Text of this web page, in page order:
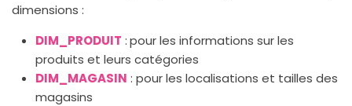
dimensions :
DIM_PRODUIT :pour les informations sur les
produits et leurs catégories
DIM_MAGASIN : pour les localisations et tailles des
magasins